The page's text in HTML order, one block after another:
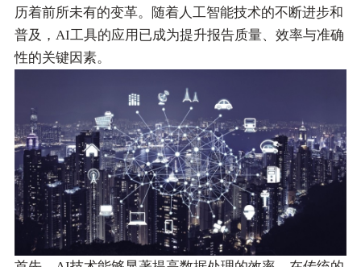
历着前所未有的变革。随着人工智能技术的不断进步和
普及，AI工具的应用已成为提升报告质量、效率与准确
性的关键因素。